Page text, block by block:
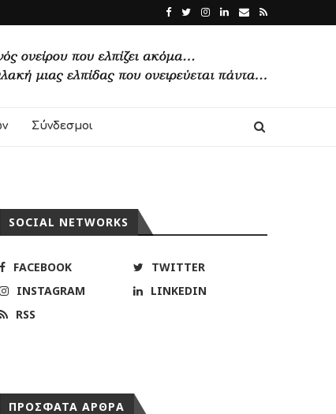
Σύνδεσμοι
SOCIAL NETWORKS
FACEBOOK
TWITTER
INSTAGRAM
LINKEDIN
RSS
ΠΡΟΣΦΑΤΑ ΑΡΘΡΑ